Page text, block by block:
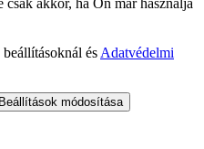
és Adatvédelmi
Beállítások módosítása